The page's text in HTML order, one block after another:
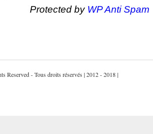
Protected by WP Anti Spam
Reserved - Tous droits réservés | 2012 - 2018 |